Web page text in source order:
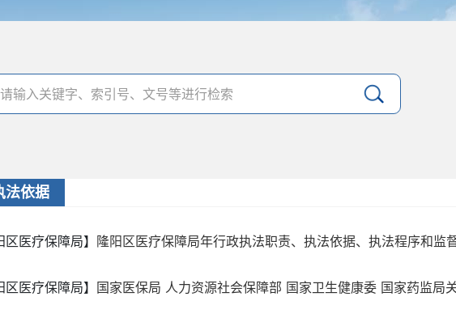
法依据
区医疗保障局】 隆阳区医疗保障局年行政执法职责、执法依据、执法程序和监
区医疗保障局】 国家医保局 人力资源社会保障部 国家卫生健康委 国家药监局